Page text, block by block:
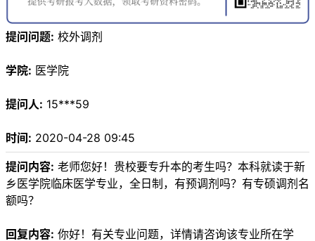
提问问题: 校外调剂
学院: 医学院
提问人: 15***59
时间: 2020-04-28 09:45
提问内容: 老师您好！贵校要专升本的考生吗？本科就读于新
乡医学院临床医学专业，全日制，有预调剂吗？有专硕调剂名
额吗？
回复内容: 你好！有关专业问题，详情请咨询该专业所在学